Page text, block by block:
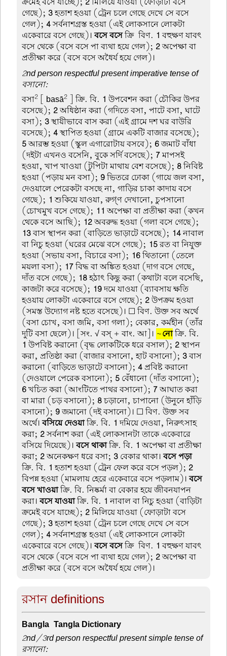
গেছে); 3হতাশ হওয়া (ট্রেন চলে গেছে দেখে সে বসে
গেল);4সর্বনাশগ্রস্ত হওয়া (এই লোকসানে লোকটা
একেবারে বসে গেছে)।বসে বসেক্রি-বিণ. 1 বহুক্ষণ যাবৎ
বসে থেকে (বসে বসে পা ব্যথা হয়ে গেল); 2অপেক্ষা বা
প্রতীক্ষা করে (বসে বসে অধৈর্য হয়ে গেল)।
2nd person respectful present imperative tense of
বসানো:
বসা2 [ basā2 ] ক্রি. বি. 1 উপবেশন করা (চৌকির উপর
বসেছে); 2অধিষ্ঠান করা (গদিতে বসা, পাটে বসা, ঘাটে
বসা); 3স্থায়ীভাবে বাস করা (এই গ্রামে দশ ঘর বাউরি
বসেছে);4স্থাপিত হওয়া (গ্রামে একটি বাজার বসেছে);
5আরম্ভ হওয়া (স্কুল এগারোটায় বসবে); 6জমাট বাঁধা
(দইটা এখনও বসেনি, বুকে সর্দি বসেছে); 7মাপসই
হওয়া, খাপ খাওয়া (টুপিটা মাথায় বেশ বসেছে); 8নিবিষ্ট
হওয়া (পড়ায় মন বসা); 9ভিতরে ঢোকা (গায়ে জল বসা,
দেওয়ালে পেরেকটা বসছে না, গাড়ির চাকা কাদায় বসে
গেছে); 1 শুকিয়ে যাওয়া, রুগ্ণ দেখানো, চুপসানো
(চোখমুখ বসে গেছে); 11 অপেক্ষা বা প্রতীক্ষা করা (কখন
থেকে বসে আছি); 12অবরুদ্ধ হওয়া (গলা বসে গেছে);
13বাস স্থাপন করা (বাড়িতে ভাড়াটে বসেছে); 14নাবাল
বা নিচু হওয়া (ঘরের মেঝে বসে গেছে); 15রত বা নিযুক্ত
হওয়া (সভায় বসা, বিচারে বসা); 16থিতানো (তেলে
ময়লা বসা); 17বিদ্ধ বা অঙ্কিত হওয়া (দাগ বসে গেছে,
দাঁত বসে গেছে); 18হঠাৎ কিছু করা (কথাটা বলে বসেছি,
কাজটা করে বসেছে); 19দমে যাওয়া (ব্যাবসায় ক্ষতি
হওয়ায় লোকটা একেবারে বসে গেছে); 2উপক্রম হওয়া
(সমস্ত উদ্যোগ নষ্ট হতে বসেছে)। ☐ বিণ. উক্ত সব অর্থে
(বসা চোখ, বসা জমি, বসা গলা); বেকার, কর্মহীন (তাঁর
দুটি বসা ছেলে)। [সং. √ বস্ + বাং. আ]। ~নোক্রি. বি.
1 উপবিষ্ট করানো (বৃদ্ধ লোকটিকে ধরে বসাল); 2স্থাপন
করা, প্রতিষ্ঠা করা (বাজার বসানো, হাট বসানো); 3বাস
করানো (বাড়িতে ভা়ড়াটে বসানো);4প্রবিষ্ট করানো
(দেওয়ালে পেরেক বসানো); 5 বেঁধানো (দাঁত বসানো);
6খচিত করা (আংটিতে পাথর বসানো); 7আঘাত করা
বা মারা (চড় বসানো); 8চড়ানো, চাপানো (উনুনে হাঁড়ি
বসানো); 9জমানো (দই বসানো)। ☐ বিণ. উক্ত সব
অর্থে।বসিয়ে দেওয়াক্রি. বি. 1 দমিয়ে দেওয়া, নিরুৎসাহ
করা; 2সর্বনাশ করা (এই লোকসানটা তাকে একেবারে
বসিয়ে দিয়েছে)।বসে থাকাক্রি. বি. 1 অপেক্ষা বা প্রতীক্ষা
করা; 2অনেকক্ষণ ধরে বসা; 3 বেকার থাকা।বসে পড়া
ক্রি. বি. 1 হতাশ হওয়া (ট্রেন ফেল করে বসে প়ড়ল); 2
বিপন্ন হওয়া (মামলায় হেরে একেবারে বসে পড়লাম)।বসে
বসে খাওয়াক্রি. বি. নিষ্কর্মা বা বেকার হয়ে জীবনযাপন
করা।বসে যাওয়াক্রি. বি. 1 নাবাল বা নিচু হওয়া (বাড়িটা
ক্রমেই বসে যাচ্ছে); 2মিলিয়ে যাওয়া (ফোড়াটা বসে
গেছে); 3হতাশ হওয়া (ট্রেন চলে গেছে দেখে সে বসে
গেল);4সর্বনাশগ্রস্ত হওয়া (এই লোকসানে লোকটা
একেবারে বসে গেছে)।বসে বসেক্রি-বিণ. 1 বহুক্ষণ যাবৎ
বসে থেকে (বসে বসে পা ব্যথা হয়ে গেল); 2অপেক্ষা বা
প্রতীক্ষা করে (বসে বসে অধৈর্য হয়ে গেল)।
রসান definitions
Bangla-Tangla Dictionary
2nd/3rd person respectful present simple tense of
রসানো: